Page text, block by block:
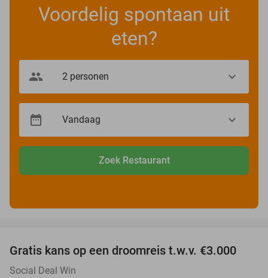
Voordelig spontaan uit
eten?
Zoek Restaurant
Gratis kans op een droomreis t.w.v. €3.000
Social Deal Win